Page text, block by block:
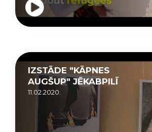
IZSTĀDE "KĀPNES
AUGŠUP" JĒKABPILĪ
11.02.2020.